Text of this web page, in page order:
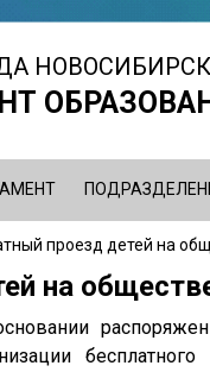
проезд детей на
на